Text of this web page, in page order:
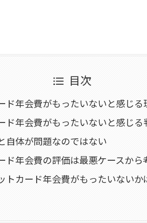
目次
ド年会費がもったいないと感じる
ド年会費がもったいないと感じる
自体が問題なのではない
ド年会費の評価は最悪ケースから
トカード年会費がもったいないか